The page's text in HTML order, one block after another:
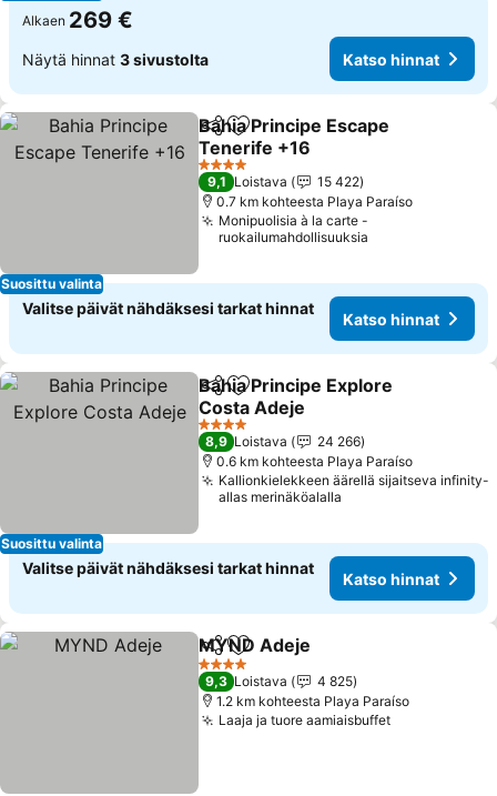
Alkaen 269 €
Näytä hinnat 3 sivustolta Katso hinnat
Suosittu valinta
Jaa Lisää suosikkeihin
Bahia Principe Escape
Tenerife +16
4 Tähtiluokitus
9,1 Loistava
15 422
0.7 km kohteesta Playa Paraíso
Monipuolisia à la carte -
ruokailumahdollisuuksia
Valitse päivät nähdäksesi tarkat hinnat
Katso hinnat
Suosittu valinta
Jaa Lisää suosikkeihin
Bahia Principe Explore
Costa Adeje
4 Tähtiluokitus
8,9 Loistava
24 266
0.6 km kohteesta Playa Paraíso
Kallionkielekkeen äärellä sijaitseva infinity-
allas merinäköalalla
Valitse päivät nähdäksesi tarkat hinnat
Katso hinnat
Jaa Lisää suosikkeihin
MYND Adeje
4 Tähtiluokitus
9,3 Loistava
4 825
1.2 km kohteesta Playa Paraíso
Laaja ja tuore aamiaisbuffet